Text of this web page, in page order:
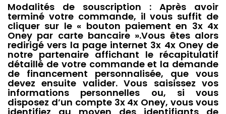
Modalités de souscription : Après avoir
terminé votre commande, il vous suffit de
cliquer sur le « bouton paiement en 3x 4x
Oney par carte bancaire ».Vous êtes alors
redirigé vers la page internet 3x 4x Oney de
notre partenaire affichant le récapitulatif
détaillé de votre commande et la demande
de financement personnalisée, que vous
devez ensuite valider. Vous saisissez vos
informations personnelles ou, si vous
disposez d’un compte 3x 4x Oney, vous vous